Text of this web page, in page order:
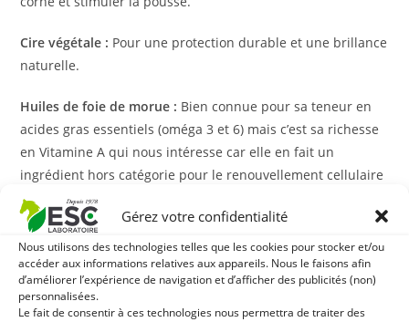
Gérez votre confidentialité
Nous utilisons des technologies telles que les cookies pour stocker et/ou
accéder aux informations relatives aux appareils. Nous le faisons afin
d’améliorer l’expérience de navigation et d’afficher des publicités (non)
personnalisées.
Le fait de consentir à ces technologies nous permettra de traiter des
Cire végétale : Pour une protection durable et une brillance
naturelle.
Huiles de foie de morue : Bien connue pour sa teneur en
acides gras essentiels (oméga 3 et 6) mais c’est sa richesse
en Vitamine A qui nous intéresse car elle en fait un
ingrédient hors catégorie pour le renouvellement cellulaire
de la peau.
Onguent blond ou onguent noir : lequel choisir pour
mon cheval ?
Le choix de votre